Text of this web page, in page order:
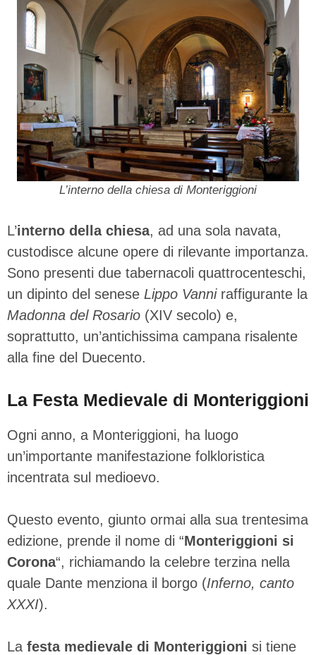
L’interno della chiesa di Monteriggioni
L’interno della chiesa, ad una sola navata,
custodisce alcune opere di rilevante importanza.
Sono presenti due tabernacoli quattrocenteschi,
un dipinto del senese Lippo Vanni raffigurante la
Madonna del Rosario (XIV secolo) e,
soprattutto, un’antichissima campana risalente
alla fine del Duecento.
La Festa Medievale di Monteriggioni
Ogni anno, a Monteriggioni, ha luogo
un’importante manifestazione folkloristica
incentrata sul medioevo.
Questo evento, giunto ormai alla sua trentesima
edizione, prende il nome di “Monteriggioni si
Corona“, richiamando la celebre terzina nella
quale Dante menziona il borgo (Inferno, canto
XXXI).
La festa medievale di Monteriggioni si tiene